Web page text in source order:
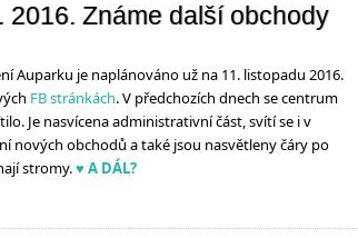
2016. Známe další obchody
Auparku je naplánováno už na 11. listopadu 2016.
FB stránkách. V předchozích dnech se centrum
Je nasvícena administrativní část, svítí se i v
nových obchodů a také jsou nasvětleny čáry po
stromy.♥ A DÁL?